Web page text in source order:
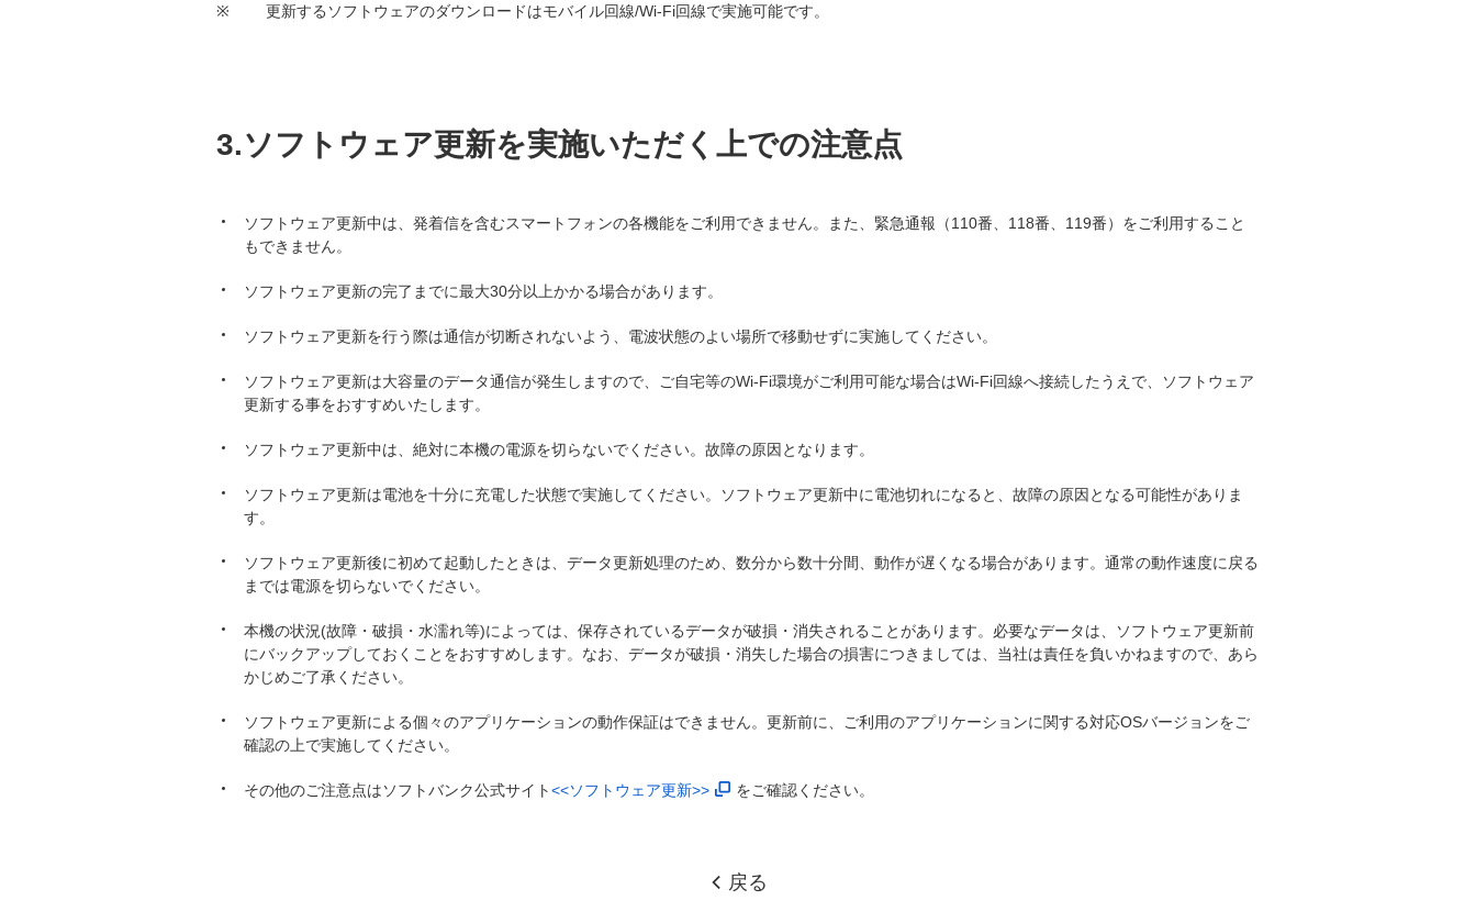
※ 更新するソフトウェアのダウンロードはモバイル回線/Wi-Fi回線で実施可能です。
3.ソフトウェア更新を実施いただく上での注意点
ソフトウェア更新中は、発着信を含むスマートフォンの各機能をご利用できません。また、緊急通報（110番、118番、119番）をご利用すること
もできません。
ソフトウェア更新の完了までに最大30分以上かかる場合があります。
ソフトウェア更新を行う際は通信が切断されないよう、電波状態のよい場所で移動せずに実施してください。
ソフトウェア更新は大容量のデータ通信が発生しますので、ご自宅等のWi-Fi環境がご利用可能な場合はWi-Fi回線へ接続したうえで、ソフトウェア
更新する事をおすすめいたします。
ソフトウェア更新中は、絶対に本機の電源を切らないでください。故障の原因となります。
ソフトウェア更新は電池を十分に充電した状態で実施してください。ソフトウェア更新中に電池切れになると、故障の原因となる可能性がありま
す。
ソフトウェア更新後に初めて起動したときは、データ更新処理のため、数分から数十分間、動作が遅くなる場合があります。通常の動作速度に戻る
までは電源を切らないでください。
本機の状況(故障・破損・水濡れ等)によっては、保存されているデータが破損・消失されることがあります。必要なデータは、ソフトウェア更新前
にバックアップしておくことをおすすめします。なお、データが破損・消失した場合の損害につきましては、当社は責任を負いかねますので、あら
かじめご了承ください。
ソフトウェア更新による個々のアプリケーションの動作保証はできません。更新前に、ご利用のアプリケーションに関する対応OSバージョンをご
確認の上で実施してください。
その他のご注意点はソフトバンク公式サイト<<ソフトウェア更新>> をご確認ください。
戻る